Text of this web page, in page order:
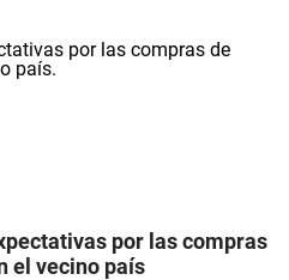
por las compras
el vecino país